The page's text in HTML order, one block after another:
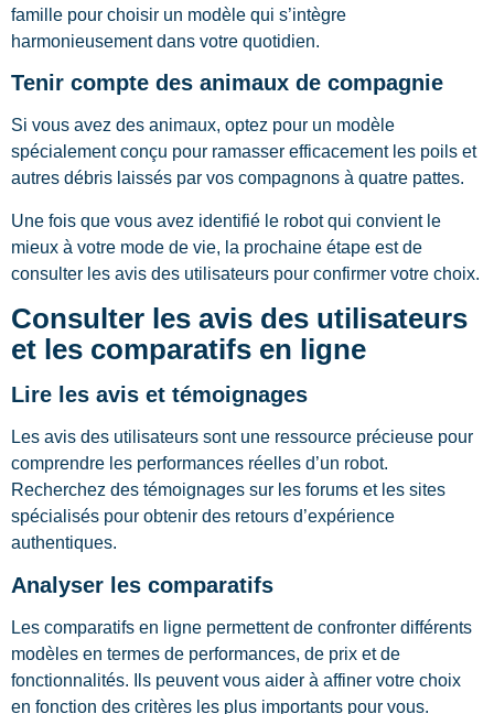
famille pour choisir un modèle qui s’intègre
harmonieusement dans votre quotidien.
Tenir compte des animaux de compagnie
Si vous avez des animaux, optez pour un modèle
spécialement conçu pour ramasser efficacement les poils et
autres débris laissés par vos compagnons à quatre pattes.
Une fois que vous avez identifié le robot qui convient le
mieux à votre mode de vie, la prochaine étape est de
consulter les avis des utilisateurs pour confirmer votre choix.
Consulter les avis des utilisateurs
et les comparatifs en ligne
Lire les avis et témoignages
Les avis des utilisateurs sont une ressource précieuse pour
comprendre les performances réelles d’un robot.
Recherchez des témoignages sur les forums et les sites
spécialisés pour obtenir des retours d’expérience
authentiques.
Analyser les comparatifs
Les comparatifs en ligne permettent de confronter différents
modèles en termes de performances, de prix et de
fonctionnalités. Ils peuvent vous aider à affiner votre choix
en fonction des critères les plus importants pour vous.